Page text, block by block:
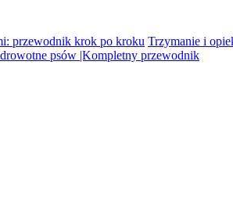
przewodnik krok po kroku Trzymanie i
psów |Kompletny przewodnik